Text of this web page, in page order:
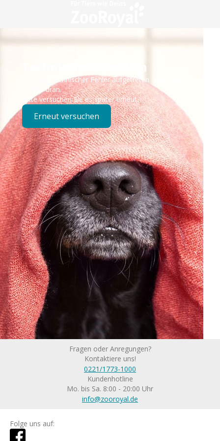
Technisches Problem
Es ist ein technischer Fehler aufgetreten – wir sind
bereits dran.
Bitte versuchen Sie es später erneut.
Erneut versuchen
Fragen oder Anregungen?
Kontaktiere uns!
0221/1773-1000
Kundenhotline
Mo. bis Sa. 8:00 - 20:00 Uhr
info@zooroyal.de
Folge uns auf: